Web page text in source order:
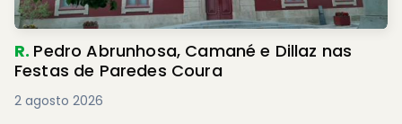
R. Pedro Abrunhosa, Camané e Dillaz nas
Festas de Paredes Coura
2 agosto 2026